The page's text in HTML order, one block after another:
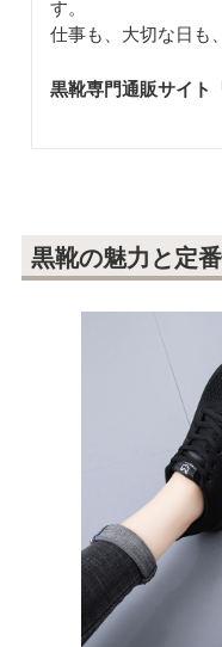
す。
仕事も、大切な日も
黒靴専門通販サイト
黒靴の魅力と定